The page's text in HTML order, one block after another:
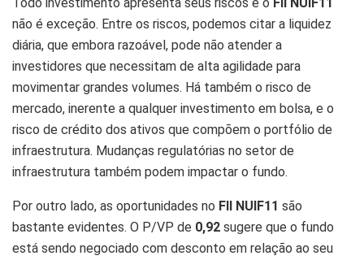
não é exceção. Entre os riscos, podemos citar a liquidez
diária, que embora razoável, pode não atender a
investidores que necessitam de alta agilidade para
movimentar grandes volumes. Há também o risco de
mercado, inerente a qualquer investimento em bolsa, e o
risco de crédito dos ativos que compõem o portfólio de
infraestrutura. Mudanças regulatórias no setor de
infraestrutura também podem impactar o fundo.
Por outro lado, as oportunidades no FII NUIF11 são
bastante evidentes. O P/VP de 0,92 sugere que o fundo
está sendo negociado com desconto em relação ao seu